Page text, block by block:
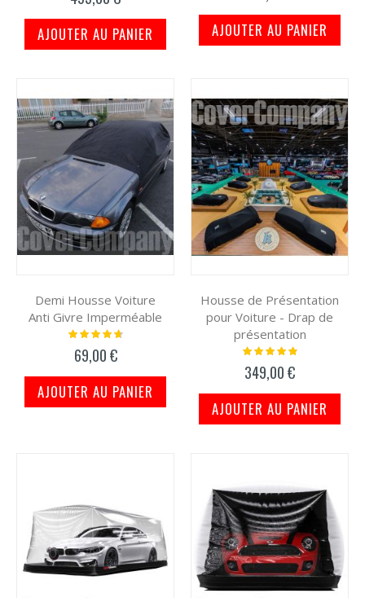
AJOUTER AU PANIER AJOUTER AU PANIER
Demi Housse Voiture
Anti Givre Imperméable
Notation:
69,00 €
AJOUTER AU PANIER
Housse de Présentation
pour Voiture - Drap de
présentation
Notation:
349,00 €
AJOUTER AU PANIER